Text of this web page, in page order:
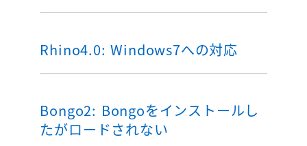
Rhino4.0: Windows7への対応
Bongo2: Bongoをインストールし
たがロードされない